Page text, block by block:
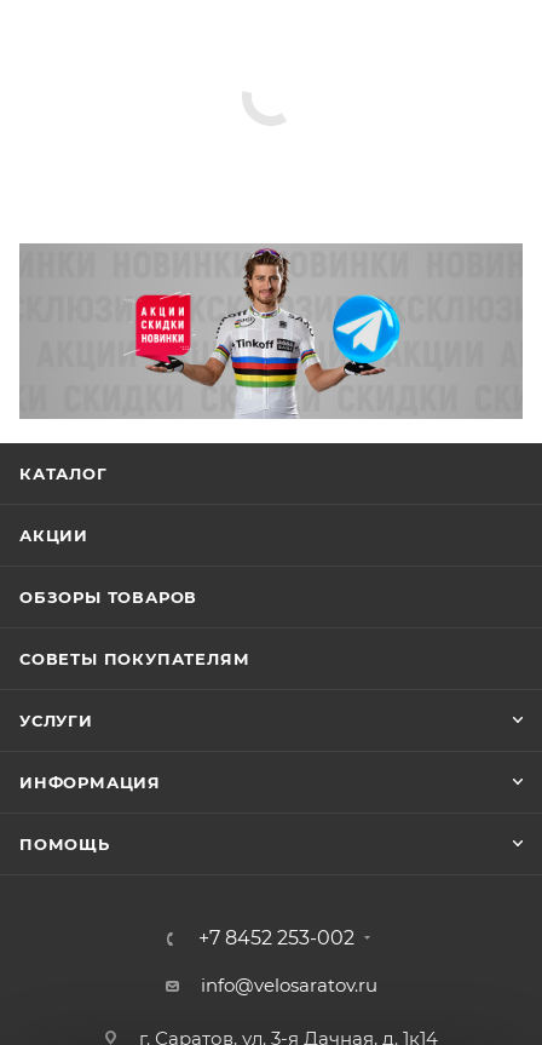
КАТАЛОГ
АКЦИИ
ОБЗОРЫ ТОВАРОВ
СОВЕТЫ ПОКУПАТЕЛЯМ
УСЛУГИ
ИНФОРМАЦИЯ
ПОМОЩЬ
+7 8452 253-002
info@velosaratov.ru
г. Саратов, ул. 3-я Дачная, д. 1к14